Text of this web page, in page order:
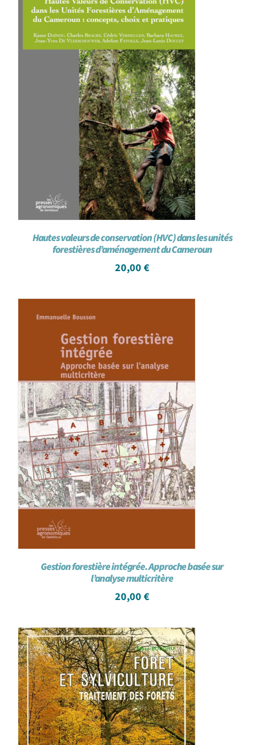
Hautes valeurs de conservation (HVC) dans les unités
forestières d’aménagement du Cameroun
20,00 €
Gestion forestière intégrée. Approche basée sur
l’analyse multicritère
20,00 €